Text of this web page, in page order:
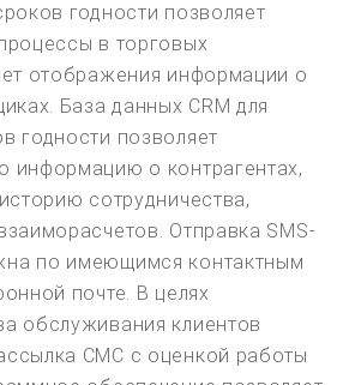
годности позволяет
в торговых
отображения информации о
База данных CRM для
годности позволяет
информацию о контрагентах,
сотрудничества,
Отправка SMS-
по имеющимся контактным
почте. В целях
обслуживания клиентов
СМС с оценкой работы